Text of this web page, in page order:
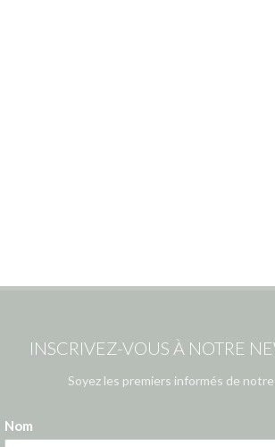
INSCRIVEZ-VOUS À NOTRE
Soyez les premiers informés de
Nom